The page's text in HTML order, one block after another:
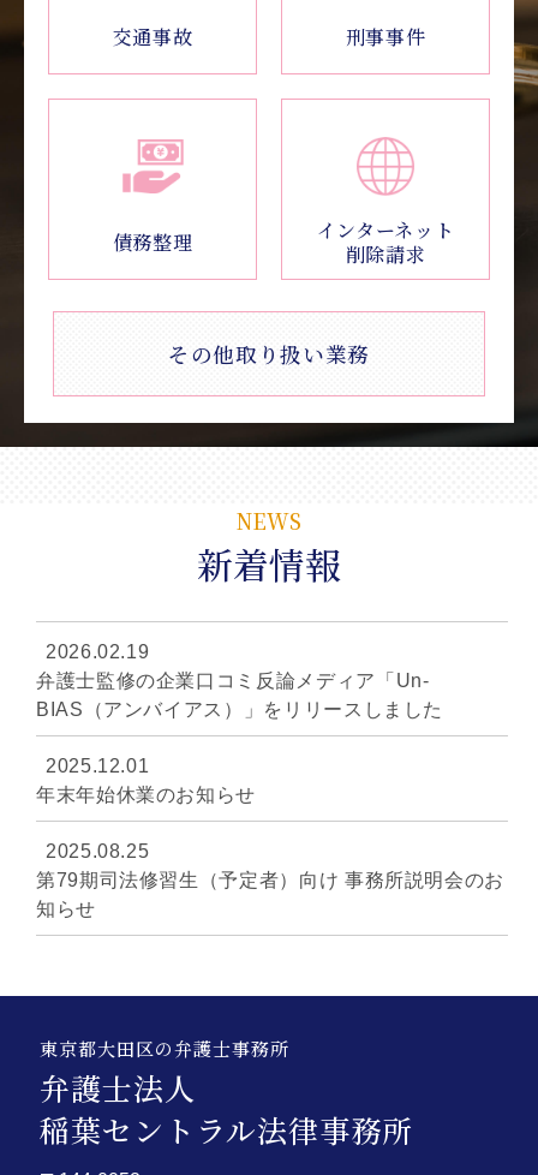
交通事故 刑事事件
債務整理
インターネット
削除請求
その他取り扱い業務
NEWS
新着情報
2026.02.19
弁護士監修の企業口コミ反論メディア「Un-
BIAS（アンバイアス）」をリリースしました
2025.12.01
年末年始休業のお知らせ
2025.08.25
第79期司法修習生（予定者）向け 事務所説明会のお
知らせ
東京都大田区の弁護士事務所
弁護士法人
稲葉セントラル法律事務所